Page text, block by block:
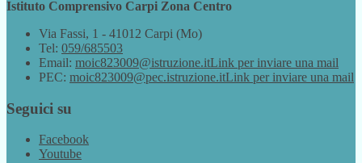
Istituto Comprensivo Carpi Zona Centro
Via Fassi, 1 - 41012 Carpi (Mo)
Tel: 059/685503
Email: moic823009@istruzione.itLink per inviare una mail
PEC: moic823009@pec.istruzione.itLink per inviare una mail
Seguici su
Facebook
Youtube